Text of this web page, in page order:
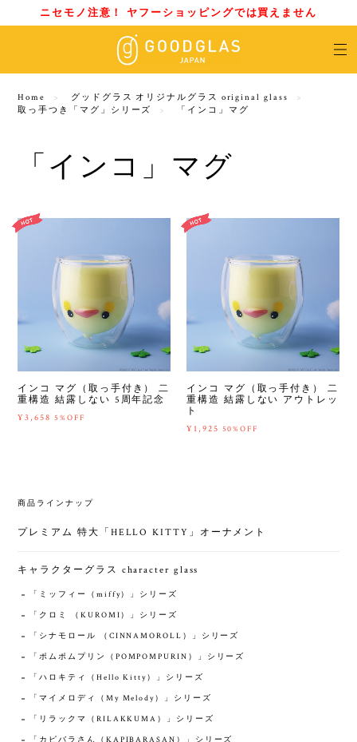
ニセモノ注意！ ヤフーショッピングでは買えません
Home
グッドグラス オリジナルグラス original glass
取っ手つき「マグ」シリーズ
「インコ」マグ
「インコ」マグ
インコ マグ（取っ手付き） 二
重構造 結露しない 5周年記念
¥3,658 5%OFF
インコ マグ（取っ手付き） 二
重構造 結露しない アウトレッ
ト
¥1,925 50%OFF
商品ラインナップ
プレミアム 特大「HELLO KITTY」オーナメント
キャラクターグラス character glass
「ミッフィー（miffy）」シリーズ
「クロミ （KUROMI）」シリーズ
「シナモロール （CINNAMOROLL）」シリーズ
「ポムポムプリン（POMPOMPURIN）」シリーズ
「ハロキティ（‎Hello Kitty）」シリーズ
「マイメロディ（My Melody）」シリーズ
「リラックマ（RILAKKUMA）」シリーズ
「カピバラさん（KAPIBARASAN）」シリーズ